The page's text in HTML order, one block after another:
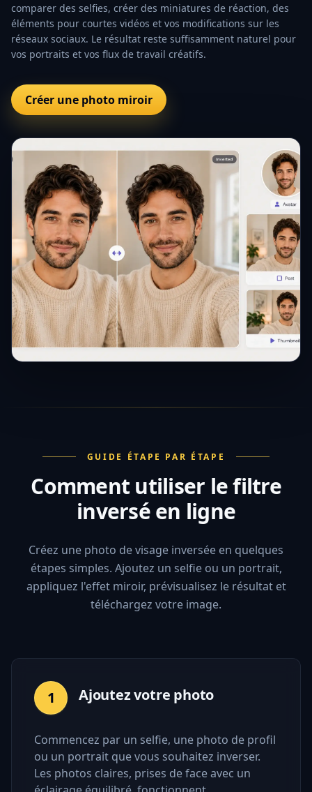
comparer des selfies, créer des miniatures de réaction, des
éléments pour courtes vidéos et vos modifications sur les
réseaux sociaux. Le résultat reste suffisamment naturel pour
vos portraits et vos flux de travail créatifs.
Créer une photo miroir
GUIDE ÉTAPE PAR ÉTAPE
Comment utiliser le filtre
inversé en ligne
Créez une photo de visage inversée en quelques
étapes simples. Ajoutez un selfie ou un portrait,
appliquez l'effet miroir, prévisualisez le résultat et
téléchargez votre image.
1 Ajoutez votre photo
Commencez par un selfie, une photo de profil
ou un portrait que vous souhaitez inverser.
Les photos claires, prises de face avec un